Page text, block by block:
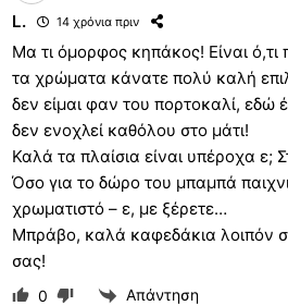
L. 14 χρόνια πριν
Μα τι όμορφος κηπάκος! Είναι ό,τι
τα χρώματα κάνατε πολύ καλή
δεν είμαι φαν του πορτοκαλί, εδώ
δεν ενοχλεί καθόλου στο μάτι!
Καλά τα πλαίσια είναι υπέροχα ε;
Όσο για το δώρο του μπαμπά
χρωματιστό – ε, με ξέρετε…
Μπράβο, καλά καφεδάκια λοιπόν
σας!
0 Απάντηση